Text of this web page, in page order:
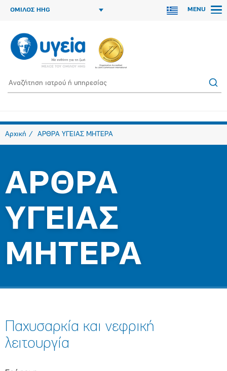
ΟΜΙΛΟΣ HHG MENU
Αρχική ΑΡΘΡΑ ΥΓΕΙΑΣ ΜΗΤΕΡΑ
ΑΡΘΡΑ
ΥΓΕΙΑΣ
ΜΗΤΕΡΑ
Παχυσαρκία και νεφρική
λειτουργία